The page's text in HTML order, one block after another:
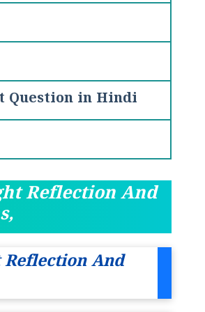
Question in Hindi
Reflection And
Reflection And